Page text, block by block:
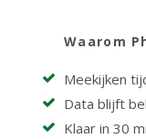
Waarom
Meekijken
Data blijft
Klaar in 30